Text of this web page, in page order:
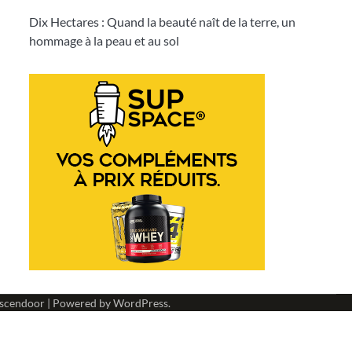
Dix Hectares : Quand la beauté naît de la terre, un
hommage à la peau et au sol
| Powered byWordPress.